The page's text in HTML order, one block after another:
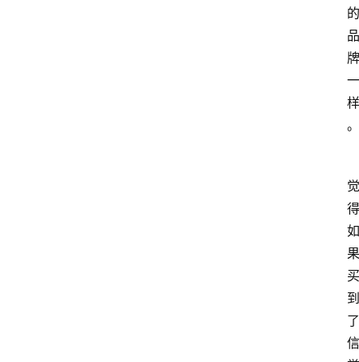
的
品
牌
一
样
。
觉
得
如
果
买
到
了
信